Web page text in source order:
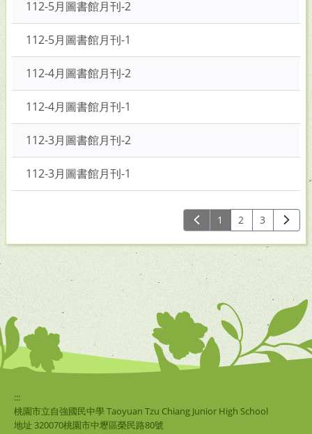
112-5月圖書館月刊-2
112-5月圖書館月刊-1
112-4月圖書館月刊-2
112-4月圖書館月刊-1
112-3月圖書館月刊-2
112-3月圖書館月刊-1
1 2 3
:::
桃園市立自強國民中學 Taoyuan Tzu Chiang Junior High School
地址 320070桃園市中壢區榮民路80號